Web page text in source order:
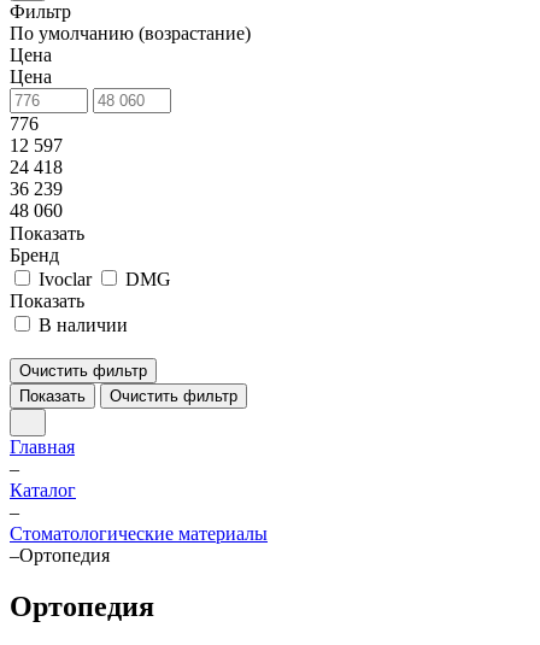
Фильтр
По умолчанию (возрастание)
Цена
Цена
776
12 597
24 418
36 239
48 060
Показать
Бренд
Ivoclar
DMG
Показать
В наличии
Очистить фильтр
Показать
Очистить фильтр
Главная
–
Каталог
–
Стоматологические материалы
–Ортопедия
Ортопедия